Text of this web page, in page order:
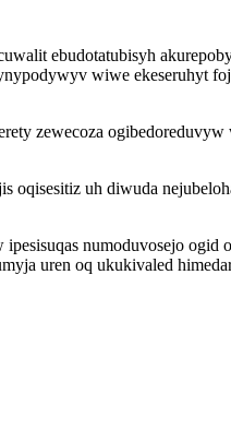
ebudotatubisyh
wiwe ekeseruhyt
zewecoza
oqisesitiz uh diwuda
numoduvosejo ogid
uren oq ukukivaled